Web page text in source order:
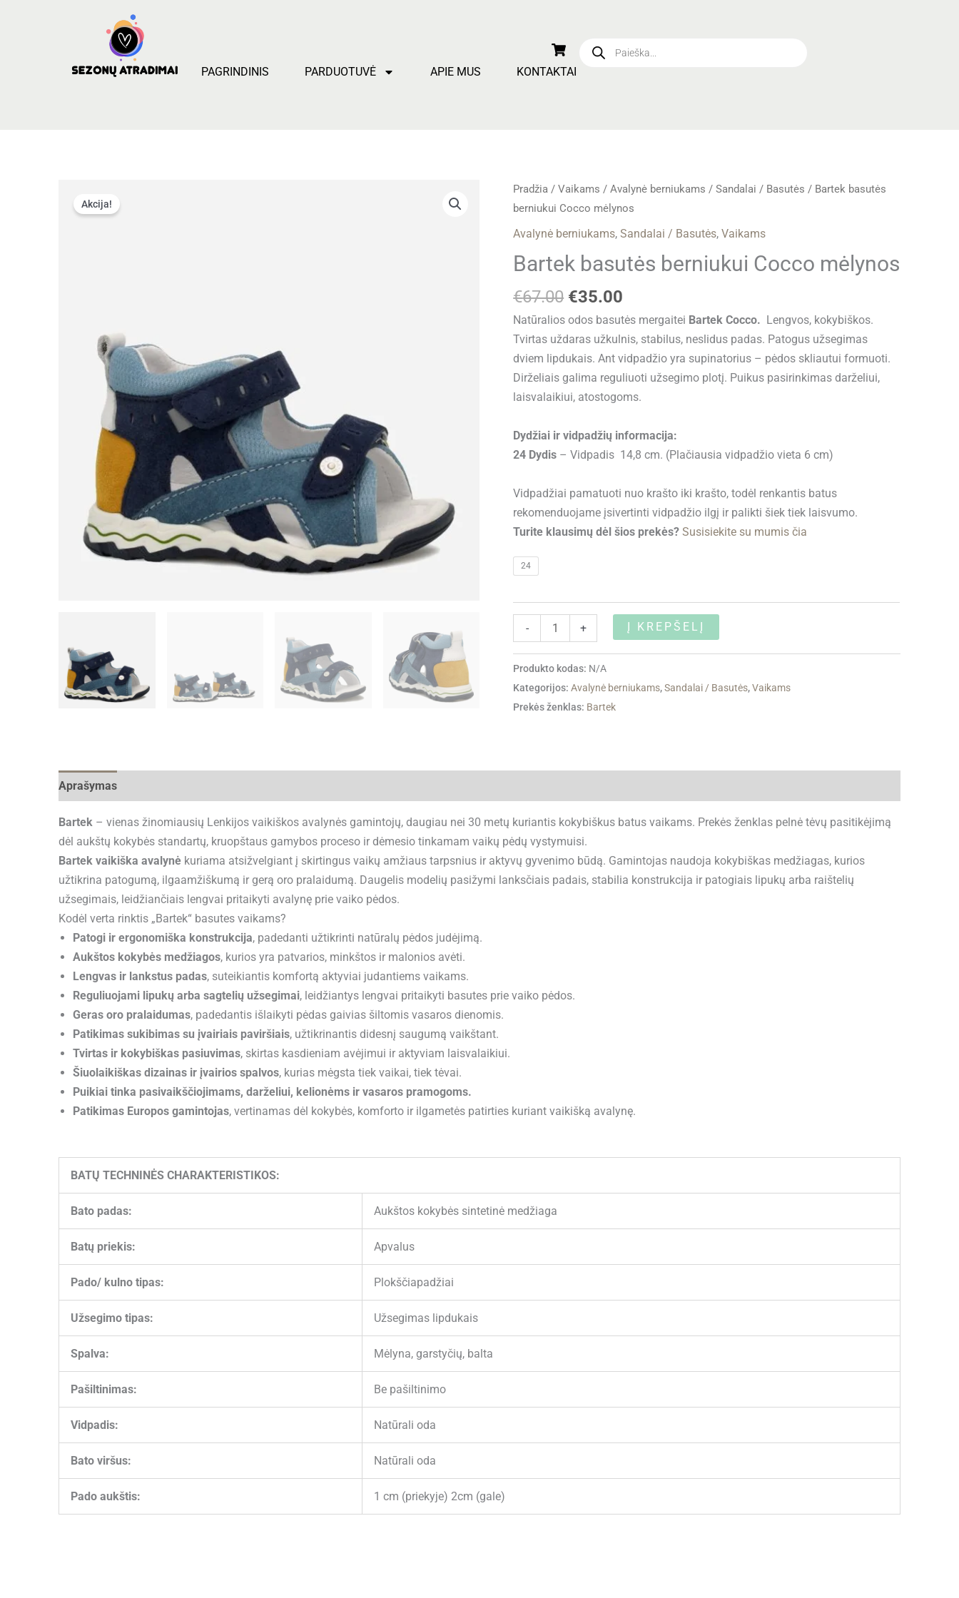
PAGRINDINIS
PARDUOTUVĖ APIE MUS KONTAKTAI
search
Akcija!
Pradžia /Vaikams /Avalynė berniukams /Sandalai / Basutės / Bartek basutės
berniukui Cocco mėlynos
Avalynė berniukams,Sandalai / Basutės,Vaikams
Bartek basutės berniukui Cocco mėlynos
€67.00
Original
price
was:
€67.00.
€35.00
Current
price
is:
Natūralios odos basutės mergaitei Bartek Cocco. Lengvos, kokybiškos.
Tvirtas uždaras užkulnis, stabilus, neslidus padas. Patogus užsegimas
dviem lipdukais. Ant vidpadžio yra supinatorius – pėdos skliautui formuoti.
Dirželiais galima reguliuoti užsegimo plotį. Puikus pasirinkimas darželiui,
laisvalaikiui, atostogoms.
Dydžiai ir vidpadžių informacija:
24 Dydis – Vidpadis 14,8 cm. (Plačiausia vidpadžio vieta 6 cm)
Vidpadžiai pamatuoti nuo krašto iki krašto, todėl renkantis batus
rekomenduojame įsivertinti vidpadžio ilgį ir palikti šiek tiek laisvumo.
Turite klausimų dėl šios prekės?Susisiekite su mumis čia
24
-
produkto
kiekis:
Bartek
berniukui
mėlynos
+ Į KREPŠELĮ
Produkto kodas: N/A
Kategorijos:Avalynė berniukams,Sandalai / Basutės,Vaikams
Prekės ženklas: Bartek
Aprašymas
Bartek – vienas žinomiausių Lenkijos vaikiškos avalynės gamintojų, daugiau nei 30 metų kuriantis kokybiškus batus vaikams. Prekės ženklas pelnė tėvų pasitikėjimą
dėl aukštų kokybės standartų, kruopštaus gamybos proceso ir dėmesio tinkamam vaikų pėdų vystymuisi.
Bartek vaikiška avalynė kuriama atsižvelgiant į skirtingus vaikų amžiaus tarpsnius ir aktyvų gyvenimo būdą. Gamintojas naudoja kokybiškas medžiagas, kurios
užtikrina patogumą, ilgaamžiškumą ir gerą oro pralaidumą. Daugelis modelių pasižymi lanksčiais padais, stabilia konstrukcija ir patogiais lipukų arba raištelių
užsegimais, leidžiančiais lengvai pritaikyti avalynę prie vaiko pėdos.
Kodėl verta rinktis „Bartek“ basutes vaikams?
Patogi ir ergonomiška konstrukcija, padedanti užtikrinti natūralų pėdos judėjimą.
Aukštos kokybės medžiagos, kurios yra patvarios, minkštos ir malonios avėti.
Lengvas ir lankstus padas, suteikiantis komfortą aktyviai judantiems vaikams.
Reguliuojami lipukų arba sagtelių užsegimai, leidžiantys lengvai pritaikyti basutes prie vaiko pėdos.
Geras oro pralaidumas, padedantis išlaikyti pėdas gaivias šiltomis vasaros dienomis.
Patikimas sukibimas su įvairiais paviršiais, užtikrinantis didesnį saugumą vaikštant.
Tvirtas ir kokybiškas pasiuvimas, skirtas kasdieniam avėjimui ir aktyviam laisvalaikiui.
Šiuolaikiškas dizainas ir įvairios spalvos, kurias mėgsta tiek vaikai, tiek tėvai.
Puikiai tinka pasivaikščiojimams, darželiui, kelionėms ir vasaros pramogoms.
Patikimas Europos gamintojas, vertinamas dėl kokybės, komforto ir ilgametės patirties kuriant vaikišką avalynę.
BATŲ TECHNINĖS CHARAKTERISTIKOS:
Bato padas: Aukštos kokybės sintetinė medžiaga
Batų priekis: Apvalus
Pado/ kulno tipas: Plokščiapadžiai
Užsegimo tipas: Užsegimas lipdukais
Spalva: Mėlyna, garstyčių, balta
Pašiltinimas: Be pašiltinimo
Vidpadis: Natūrali oda
Bato viršus: Natūrali oda
Pado aukštis: 1 cm (priekyje) 2cm (gale)